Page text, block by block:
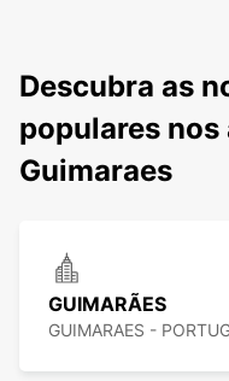
Descubra as
populares nos
Guimaraes
GUIMARÃES
GUIMARAES -